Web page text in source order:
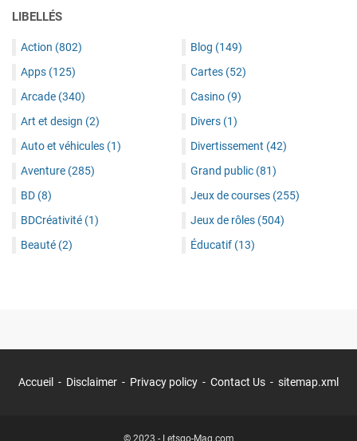
LIBELLÉS
Action (802)
Apps (125)
Arcade (340)
Art et design (2)
Auto et véhicules (1)
Aventure (285)
BD (8)
BDCréativité (1)
Beauté (2)
Blog (149)
Cartes (52)
Casino (9)
Divers (1)
Divertissement (42)
Grand public (81)
Jeux de courses (255)
Jeux de rôles (504)
Éducatif (13)
Accueil Disclaimer Privacy policy Contact Us sitemap.xml